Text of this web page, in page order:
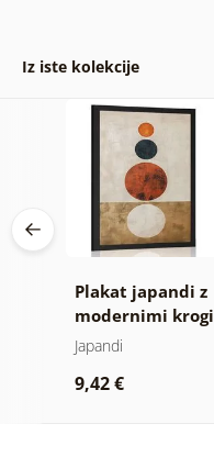
Iz iste kolekcije
Plakat japandi z
modernimi krogi
Japandi
9,42 €